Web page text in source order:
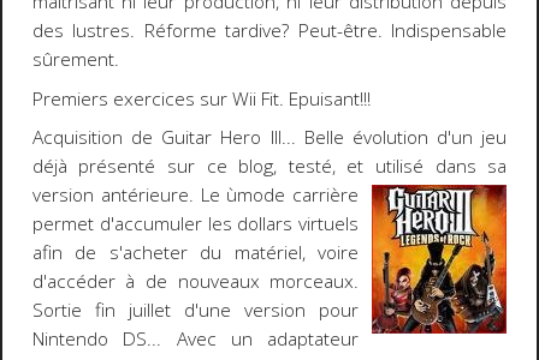
des lustres. Réforme tardive? Peut-être. Indispensable
sûrement.
Premiers exercices surWii Fit. Epuisant!!!
Acquisition de Guitar Hero III... Belle évolution d'un jeu
déjà présenté sur ce blog, testé, et utilisé dans sa
version antérieure. Le ùmode carrière
permet d'accumuler les dollars virtuels
afin de s'acheter du matériel, voire
d'accéder à de nouveaux morceaux.
Sortie fin juillet d'une version pour
Nintendo DS... Avec un adaptateur